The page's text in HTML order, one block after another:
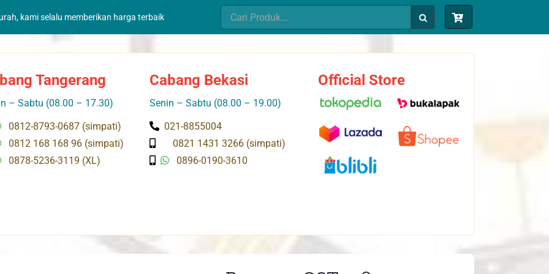
kami selalu memberikan harga terbaik
Search
for:
Tangerang
– Sabtu (08.00 – 17.30)
0812-8793-0687 (simpati)
0812 168 168 96 (simpati)
0878-5236-3119 (XL)
Cabang Bekasi
Senin – Sabtu (08.00 – 19.00)
021-8855004
0821 1431 3266 (simpati)
0896-0190-3610
Official Store